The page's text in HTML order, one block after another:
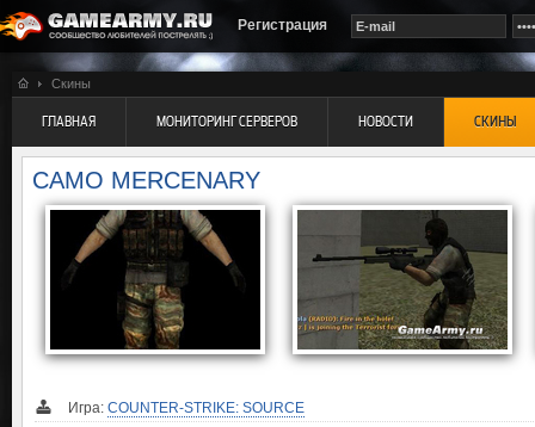
Регистрация
Скины
ГЛАВНАЯ МОНИТОРИНГ СЕРВЕРОВ НОВОСТИ СКИНЫ
CAMO MERCENARY
Игра: COUNTER-STRIKE: SOURCE